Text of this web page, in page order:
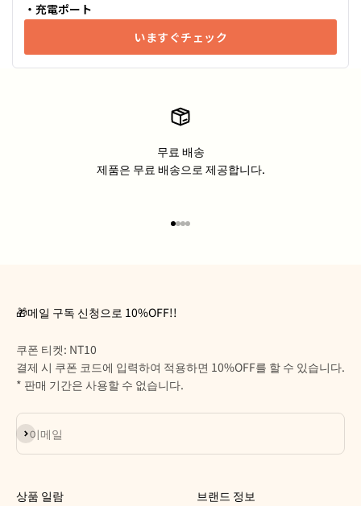
・充電ポート
いますぐチェック
무료 배송
제품은 무료 배송으로 제공합니다.
🎁메일 구독 신청으로 10%OFF!!
쿠폰 티켓: NT10
결제 시 쿠폰 코드에 입력하여 적용하면 10%OFF를 할 수 있습니다.
* 판매 기간은 사용할 수 없습니다.
이메일
구독
상품 일람
브랜드 정보